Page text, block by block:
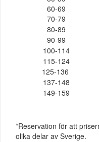
60-69
70-79
80-89
90-99
100-114
115-124
125-136
137-148
149-159
*Reservation för att
olika delar av Sverige.